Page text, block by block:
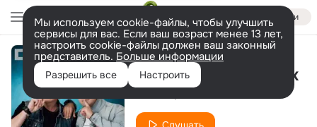
Войти
Мы используем cookie-файлы, чтобы улучшить
сервисы для вас. Если ваш возраст менее 13 лет,
настроить cookie-файлы должен ваш законный
представитель. Больше информации
Разрешить все Настроить
Королева дискотек